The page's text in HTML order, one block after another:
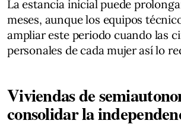
La estancia inicial puede
meses, aunque los equipos
ampliar este periodo cuando las
personales de cada mujer así lo
Viviendas de
consolidar la